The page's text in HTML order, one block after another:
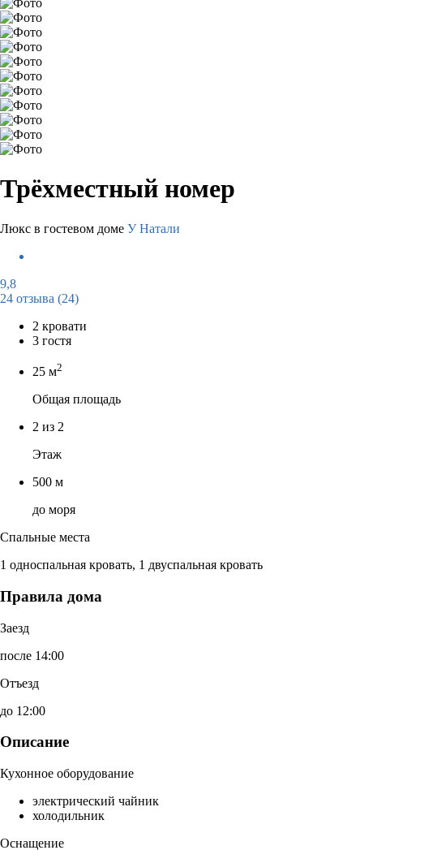
Трёхместный номер
Люкс в гостевом доме У Натали
9,8
24 отзыва (24)
2 кровати
3 гостя
25 м2
Общая площадь
2 из 2
Этаж
500 м
до моря
Спальные места
1 односпальная кровать, 1 двуспальная кровать
Правила дома
Заезд
после 14:00
Отъезд
до 12:00
Описание
Кухонное оборудование
электрический чайник
холодильник
Оснащение